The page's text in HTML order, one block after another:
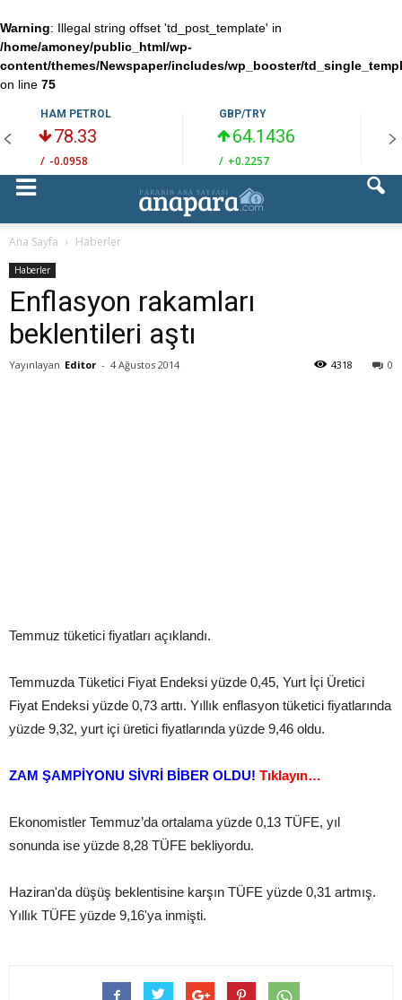
Warning: Illegal string offset 'td_post_template' in
/home/amoney/public_html/wp-
content/themes/Newspaper/includes/wp_booster/
on line 75
HAM PETROL
78.33
/ -0.0958
GBP/TRY
64.1436
/ +0.2257
Ana Sayfa Haberler
Haberler
Enflasyon rakamları
beklentileri aştı
Yayınlayan Editor - 4 Ağustos 2014 0
4318
Temmuz tüketici fiyatları açıklandı.
Temmuzda Tüketici Fiyat Endeksi yüzde 0,45, Yurt İçi Üretici
Fiyat Endeksi yüzde 0,73 arttı. Yıllık enflasyon tüketici fiyatlarında
yüzde 9,32, yurt içi üretici fiyatlarında yüzde 9,46 oldu.
ZAM ŞAMPİYONU SİVRİ BİBER OLDU! Tıklayın…
Ekonomistler Temmuz’da ortalama yüzde 0,13 TÜFE, yıl
sonunda ise yüzde 8,28 TÜFE bekliyordu.
Haziran'da düşüş beklentisine karşın TÜFE yüzde 0,31 artmış.
Yıllık TÜFE yüzde 9,16'ya inmişti.